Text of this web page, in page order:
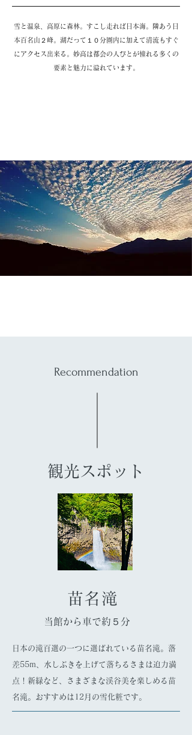
雪と温泉、高原に森林。すこし走れば日本海。 隣あう日
本百名山２峰。 湖だって１０分圏内に加えて清流もすぐ
にアクセス出来る。妙高は都会の人びとが憧れる多くの
要素と魅力に溢れています。
Recommendation
観光スポット
苗名滝
当館から車で約５分
日本の滝百選の一つに選ばれている苗名滝。落
差55m、水しぶきを上げて落ちるさまは迫力満
点！新緑など、さまざまな渓谷美を楽しめる苗
名滝。おすすめは12月の雪化粧です。